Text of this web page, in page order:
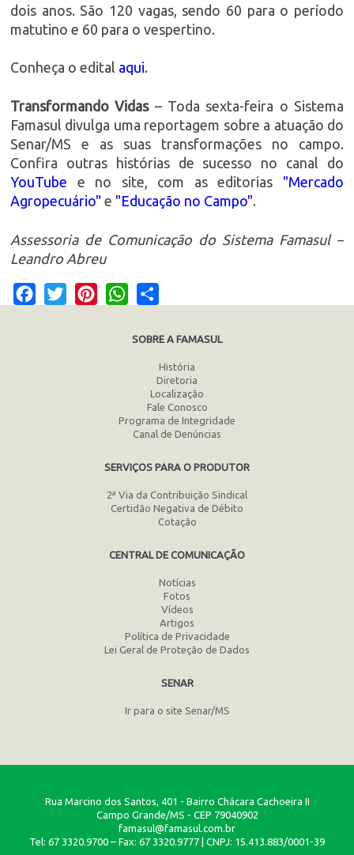
dois anos. São 120 vagas, sendo 60 para o período
matutino e 60 para o vespertino.
Conheça o edital aqui.
Transformando Vidas– Toda sexta-feira o Sistema
Famasul divulga uma reportagem sobre a atuação do
Senar/MS e as suas transformações no campo.
Confira outras histórias de sucesso no canal do
YouTube e no site, com as editorias "Mercado
Agropecuário" e "Educação no Campo".
Assessoria de Comunicação do Sistema Famasul –
Leandro Abreu
Facebook
Twitter PinterestWhatsApp
SOBRE A FAMASUL
História
Diretoria
Localização
Fale Conosco
Programa de Integridade
Canal de Denúncias
SERVIÇOS PARA O PRODUTOR
2ª Via da Contribuição Sindical
Certidão Negativa de Débito
Cotação
CENTRAL DE COMUNICAÇÃO
Notícias
Fotos
Vídeos
Artigos
Política de Privacidade
Lei Geral de Proteção de Dados
SENAR
Ir para o site Senar/MS
Rua Marcino dos Santos, 401 - Bairro Chácara Cachoeira II
Campo Grande/MS - CEP 79040902
famasul@famasul.com.br
Tel: 67 3320.9700 – Fax: 67 3320.9777 | CNPJ: 15.413.883/0001-39